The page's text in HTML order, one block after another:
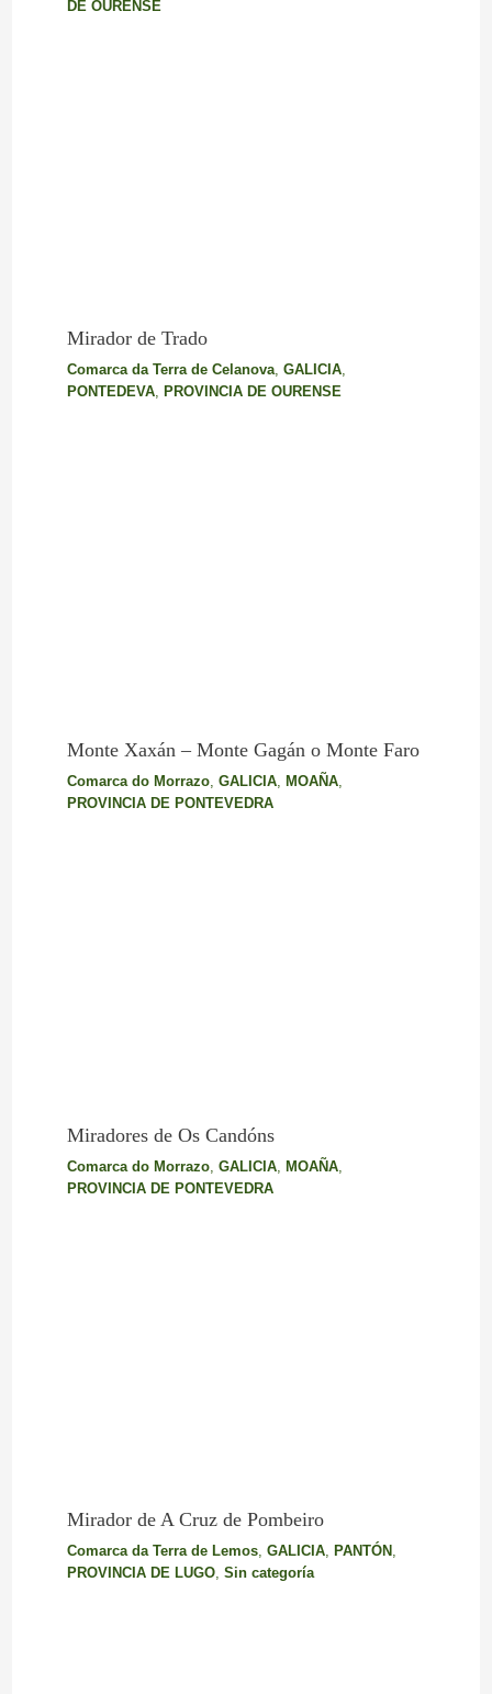
DE OURENSE
Mirador de Trado
Comarca da Terra de Celanova, GALICIA,
PONTEDEVA, PROVINCIA DE OURENSE
Monte Xaxán – Monte Gagán o Monte Faro
Comarca do Morrazo, GALICIA, MOAÑA,
PROVINCIA DE PONTEVEDRA
Miradores de Os Candóns
Comarca do Morrazo, GALICIA, MOAÑA,
PROVINCIA DE PONTEVEDRA
Mirador de A Cruz de Pombeiro
Comarca da Terra de Lemos, GALICIA, PANTÓN ,
PROVINCIA DE LUGO, Sin categoría